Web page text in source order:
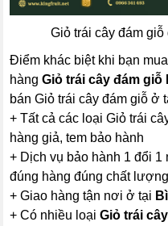
Giỏ trái cây đám
Điểm khác biệt khi bạn
hàngGiỏ trái cây đám giỗ
bán Giỏ trái cây đám giỗ ở
+ Tất cả các loại Giỏ trái
hàng giả, tem bảo hành
+ Dịch vụ bảo hành 1 đổi 1
đúng hàng đúng chất lượng
+ Giao hàng tận nơi ở tại
+ Có nhiều loạiGiỏ trái